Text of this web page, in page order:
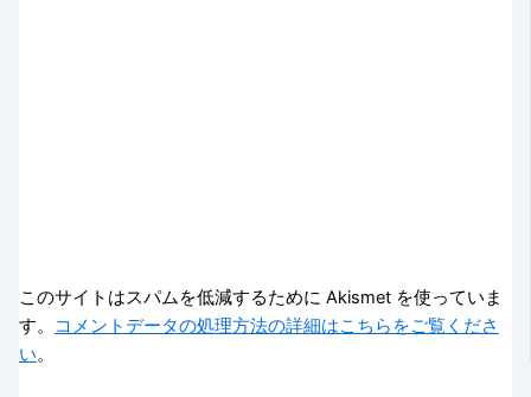
このサイトはスパムを低減するために Akismet を使っていま
す。
コメントデータの処理方法の詳細はこちらをご覧くださ
い。